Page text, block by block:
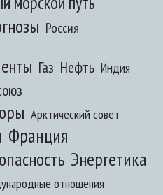
Россия
Газ Нефть Индия
Арктический совет
Франция
Энергетика
отношения